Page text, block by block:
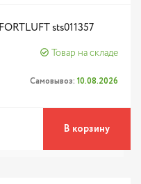
sts011357
Товар на складе
Самовывоз: 10.08.2026
В корзину